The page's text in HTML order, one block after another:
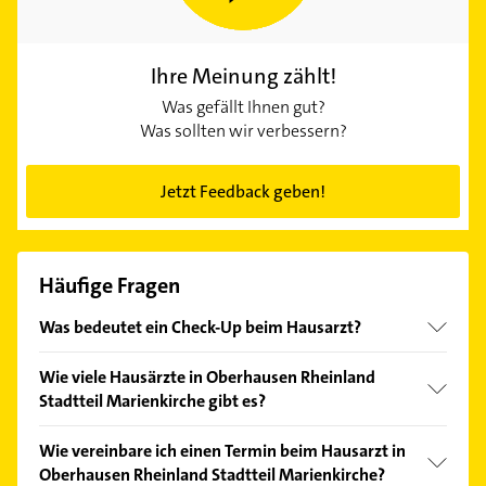
Ihre Meinung zählt!
Was gefällt Ihnen gut?
Was sollten wir verbessern?
Jetzt Feedback geben!
Häufige Fragen
Was bedeutet ein Check-Up beim Hausarzt?
Jahre Anspruch auf eine Vorsorgeuntersuchung. Der
Hausarzt in Oberhausen Rheinland Stadtteil
und eine körperliche Untersuchung durch. Der
Wie viele Hausärzte in Oberhausen Rheinland
Stadtteil Marienkirche gibt es?
Hausärzte in Oberhausen Rheinland Stadtteil
Wie vereinbare ich einen Termin beim Hausarzt in
Oberhausen Rheinland Stadtteil Marienkirche?